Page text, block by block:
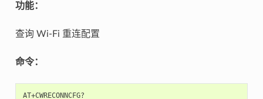
功能：
查询 Wi-Fi 重连配置
命令：